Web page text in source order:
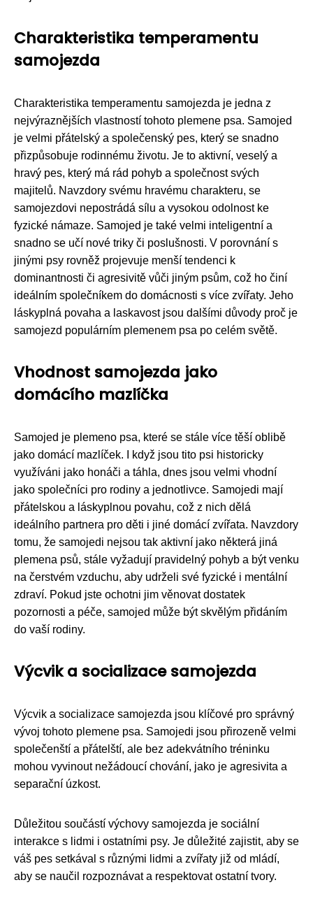
Charakteristika temperamentu
samojezda
Charakteristika temperamentu samojezda je jedna z
nejvýraznějších vlastností tohoto plemene psa. Samojed
je velmi přátelský a společenský pes, který se snadno
přizpůsobuje rodinnému životu. Je to aktivní, veselý a
hravý pes, který má rád pohyb a společnost svých
majitelů. Navzdory svému hravému charakteru, se
samojezdovi nepostrádá sílu a vysokou odolnost ke
fyzické námaze. Samojed je také velmi inteligentní a
snadno se učí nové triky či poslušnosti. V porovnání s
jinými psy rovněž projevuje menší tendenci k
dominantnosti či agresivitě vůči jiným psům, což ho činí
ideálním společníkem do domácnosti s více zvířaty. Jeho
láskyplná povaha a laskavost jsou dalšími důvody proč je
samojezd populárním plemenem psa po celém světě.
Vhodnost samojezda jako
domácího mazlíčka
Samojed je plemeno psa, které se stále více těší oblibě
jako domácí mazlíček. I když jsou tito psi historicky
využíváni jako honáči a táhla, dnes jsou velmi vhodní
jako společníci pro rodiny a jednotlivce. Samojedi mají
přátelskou a láskyplnou povahu, což z nich dělá
ideálního partnera pro děti i jiné domácí zvířata. Navzdory
tomu, že samojedi nejsou tak aktivní jako některá jiná
plemena psů, stále vyžadují pravidelný pohyb a být venku
na čerstvém vzduchu, aby udrželi své fyzické i mentální
zdraví. Pokud jste ochotni jim věnovat dostatek
pozornosti a péče, samojed může být skvělým přidáním
do vaší rodiny.
Výcvik a socializace samojezda
Výcvik a socializace samojezda jsou klíčové pro správný
vývoj tohoto plemene psa. Samojedi jsou přirozeně velmi
společenští a přátelští, ale bez adekvátního tréninku
mohou vyvinout nežádoucí chování, jako je agresivita a
separační úzkost.
Důležitou součástí výchovy samojezda je sociální
interakce s lidmi i ostatními psy. Je důležité zajistit, aby se
váš pes setkával s různými lidmi a zvířaty již od mládí,
aby se naučil rozpoznávat a respektovat ostatní tvory.